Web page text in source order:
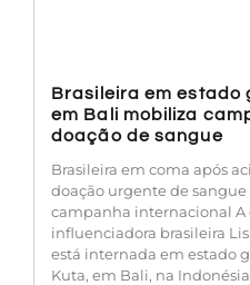
Brasileira em estado
em Bali mobiliza
doação de sangue
Brasileira em coma após
doação urgente de
campanha internacional A
influenciadora brasileira Lis
está internada em estado
Kuta, em Bali, na